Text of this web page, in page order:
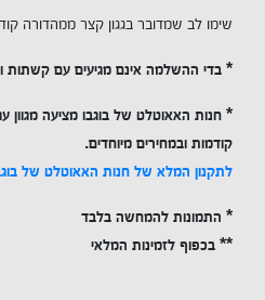
שימו לב שמדובר בגגון קצר ממהדורה
* בדי ההשלמה אינם מגיעים עם קשתות
* חנות האאוטלט של בוגבו מציעה מגוון
קודמות ובמחירים מיוחדים.
לתקנון המלא של חנות האאוטלט של
* התמונות להמחשה בלבד
** בכפוף לזמינות המלאי